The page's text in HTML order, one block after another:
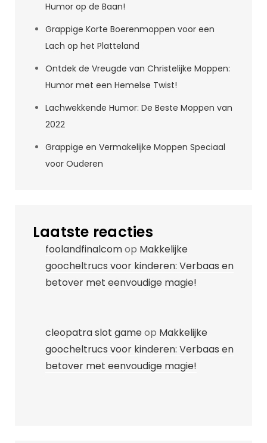
Humor op de Baan!
Grappige Korte Boerenmoppen voor een
Lach op het Platteland
Ontdek de Vreugde van Christelijke Moppen:
Humor met een Hemelse Twist!
Lachwekkende Humor: De Beste Moppen van
2022
Grappige en Vermakelijke Moppen Speciaal
voor Ouderen
Laatste reacties
foolandfinalcomop Makkelijke
goocheltrucs voor kinderen: Verbaas en
betover met eenvoudige magie!
cleopatra slot gameop Makkelijke
goocheltrucs voor kinderen: Verbaas en
betover met eenvoudige magie!